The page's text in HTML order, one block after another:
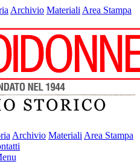
Archivio Materiali Area Stampa
Archivio Materiali Area Stampa